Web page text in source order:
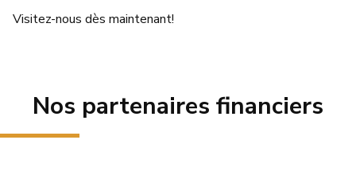
Visitez-nous dès maintenant!
Nos partenaires financiers